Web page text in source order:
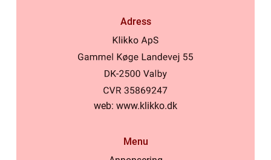
Adress
web: www.klikko.dk
Menu